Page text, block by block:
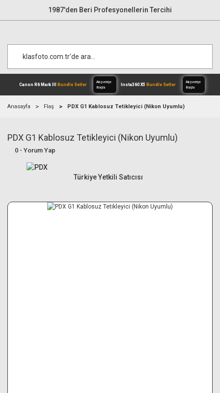
1987'den Beri Profesyonellerin Tercihi
Canon R6 Mark IIIBundle Setler
Alışverişe
Anasayfa Flaş PDX G1 Kablosuz Tetikleyici (Nikon Uyumlu)
PDX G1 Kablosuz Tetikleyici (Nikon Uyumlu)
0 - Yorum Yap
Türkiye Yetkili Satıcısı